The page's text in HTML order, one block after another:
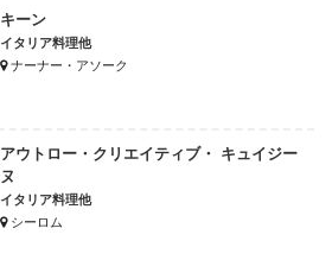
キーン
イタリア料理他
ナーナー・アソーク
アウトロー・クリエイティブ・ キュイジー
ヌ
イタリア料理他
シーロム